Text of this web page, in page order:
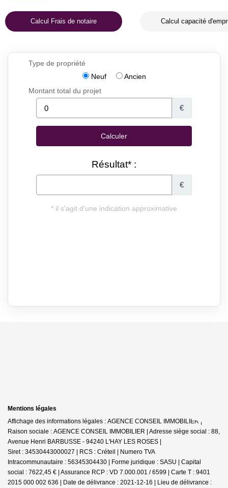
Calcul Frais de notaire Calcul capacité
Mentions légales
Affichage des informations légales : AGENCE CONSEIL IMMOBILIER |
Raison sociale : AGENCE CONSEIL IMMOBILIER | Adresse siège social : 88,
Avenue Henri BARBUSSE - 94240 L'HAY LES ROSES |
Siret : 34530443000027 | RCS : Créteil | Numero TVA
Intracommunautaire : 56345304430 | Forme juridique : SASU | Capital
social : 7622,45 € | Assurance RCP : VD 7.000.001 / 6599 | Carte T : 9401
2015 000 002 636 | Date de délivrance : 2021-12-16 | Lieu de délivrance :